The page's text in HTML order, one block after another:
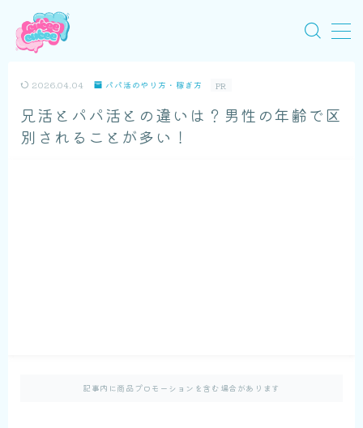
MENU
パパ活のノウハウ
2026.04.04 パパ活のやり方・稼ぎ方 PR
兄活とパパ活との違いは？男性の年齢で区
別されることが多い！
記事内に商品プロモーションを含む場合があります